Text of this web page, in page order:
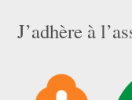
J’adhère à